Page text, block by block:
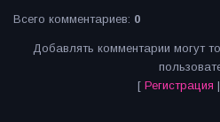
Всего комментариев: 0
Добавлять комментарии могут
[ Регистрация |